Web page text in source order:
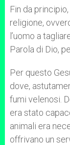
Fin da
religione,
l’uomo a
Parola di Dio,
Per questo
dove,
fumi velenosi.
era stato
animali era
offrivano un